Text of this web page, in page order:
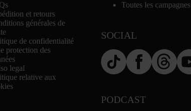
et retours
générales de
de confidentialité
protection des
legal
relative aux
Toutes les campagnes
SOCIAL
PODCAST